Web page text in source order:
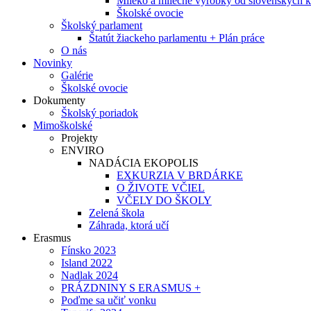
Školské ovocie
Školský parlament
Štatút žiackeho parlamentu + Plán práce
O nás
Novinky
Galérie
Školské ovocie
Dokumenty
Školský poriadok
Mimoškolské
Projekty
ENVIRO
NADÁCIA EKOPOLIS
EXKURZIA V BRDÁRKE
O ŽIVOTE VČIEL
VČELY DO ŠKOLY
Zelená škola
Záhrada, ktorá učí
Erasmus
Fínsko 2023
Island 2022
Nadlak 2024
PRÁZDNINY S ERASMUS +
Poďme sa učiť vonku